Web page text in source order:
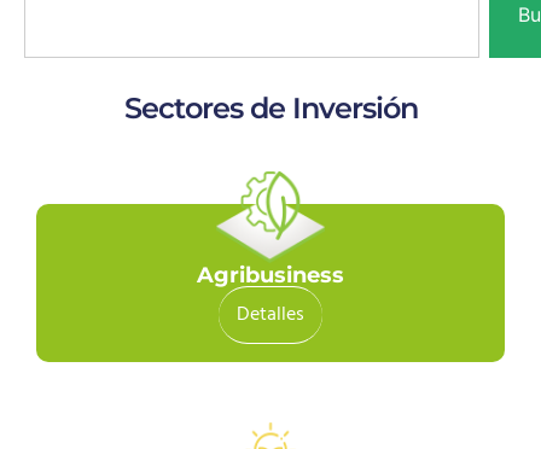
Sectores de Inversión
Agribusiness
Detalles